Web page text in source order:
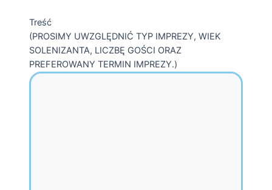
Treść
(PROSIMY UWZGLĘDNIĆ TYP IMPREZY, WIEK
SOLENIZANTA, LICZBĘ GOŚCI ORAZ
PREFEROWANY TERMIN IMPREZY.)